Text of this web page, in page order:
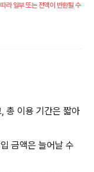
라 일부 또는 전액이 반환될 수
총 이용 기간은 짧아
금액은 늘어날 수